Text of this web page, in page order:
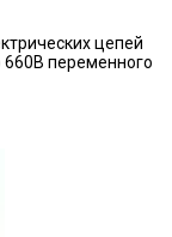
цепей
переменного